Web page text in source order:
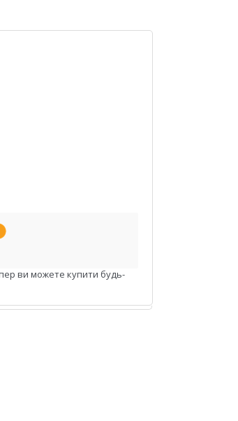
ви можете купити будь-